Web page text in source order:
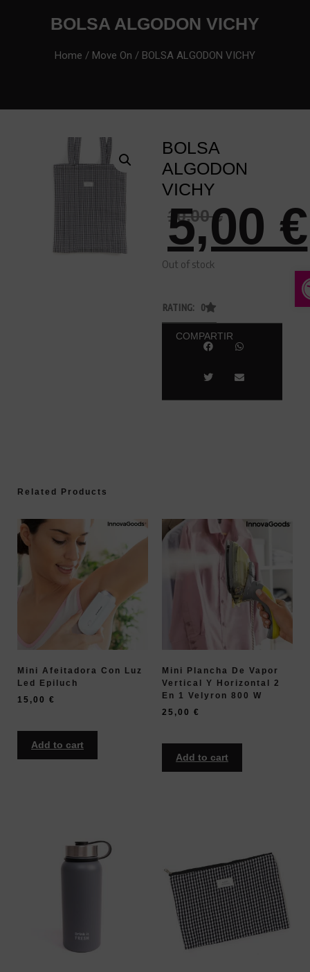
BOLSA ALGODON VICHY
Home / Move On / BOLSA ALGODON VICHY
BOLSA
ALGODON
VICHY
10,00€
5,00 €
Out of stock
RATING: 0
COMPARTIR
Related Products
Mini Afeitadora Con Luz
Led Epiluch
15,00 €
Add to cart
Mini Plancha De Vapor
Vertical Y Horizontal 2
En 1 Velyron 800 W
25,00 €
Add to cart